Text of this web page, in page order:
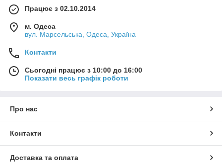
Працює з 02.10.2014
м. Одеса
вул. Марсельська, Одеса, Україна
Контакти
Сьогодні працює з 10:00 до 16:00
Показати весь графік роботи
Про нас
Контакти
Доставка та оплата